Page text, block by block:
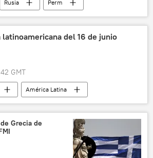
Rusia
Perm
Alexandr Zhunev
y la Cosmonáutica
latinoamericana del 16 de junio
GMT
América Latina
Grecia de